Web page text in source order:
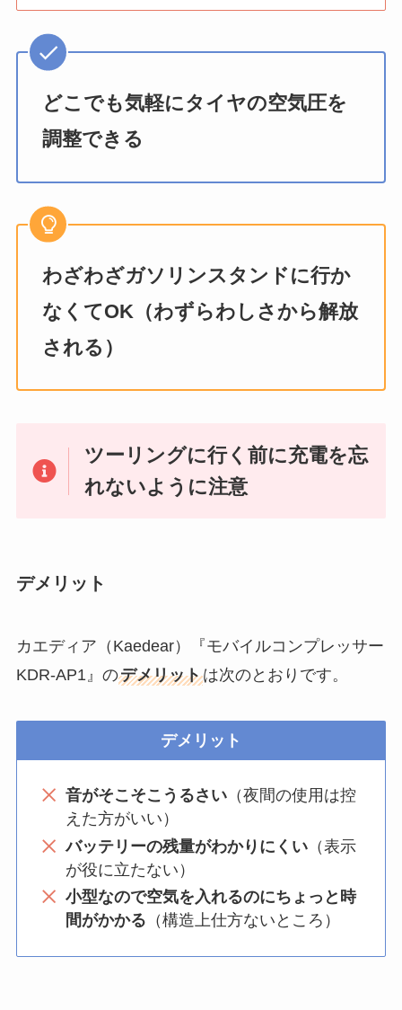
どこでも気軽にタイヤの空気圧を
調整できる
わざわざガソリンスタンドに行か
なくてOK（わずらわしさから解放
される）
ツーリングに行く前に充電を忘
れないように注意
デメリット
カエディア（Kaedear）『モバイルコンプレッサー
KDR-AP1』のデメリットは次のとおりです。
デメリット
音がそこそこうるさい（夜間の使用は控
えた方がいい）
バッテリーの残量がわかりにくい（表示
が役に立たない）
小型なので空気を入れるのにちょっと時
間がかかる （構造上仕方ないところ）